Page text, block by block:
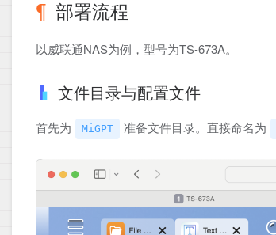
部署流程
以威联通NAS为例，型号为TS-673A。
文件目录与配置文件
首先为 MiGPT 准备文件目录。直接命名为